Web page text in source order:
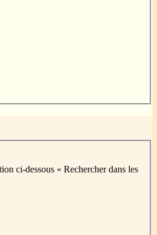
ci-dessous « Rechercher dans les